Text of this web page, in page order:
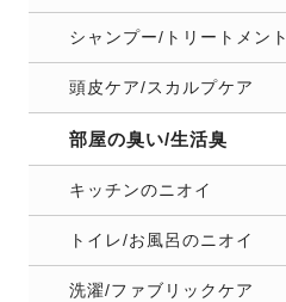
シャンプー/トリートメント
頭皮ケア/スカルプケア
部屋の臭い/生活臭
キッチンのニオイ
トイレ/お風呂のニオイ
洗濯/ファブリックケア